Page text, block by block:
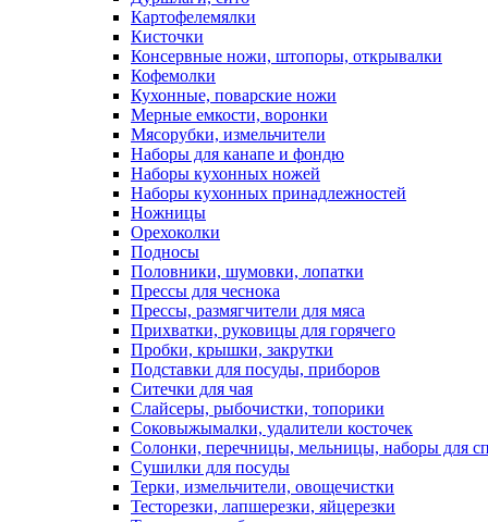
Картофелемялки
Кисточки
Консервные ножи, штопоры, открывалки
Кофемолки
Кухонные, поварские ножи
Мерные емкости, воронки
Мясорубки, измельчители
Наборы для канапе и фондю
Наборы кухонных ножей
Наборы кухонных принадлежностей
Ножницы
Орехоколки
Подносы
Половники, шумовки, лопатки
Прессы для чеснока
Прессы, размягчители для мяса
Прихватки, руковицы для горячего
Пробки, крышки, закрутки
Подставки для посуды, приборов
Ситечки для чая
Слайсеры, рыбочистки, топорики
Соковыжымалки, удалители косточек
Солонки, перечницы, мельницы, наборы для
Сушилки для посуды
Терки, измельчители, овощечистки
Тесторезки, лапшерезки, яйцерезки